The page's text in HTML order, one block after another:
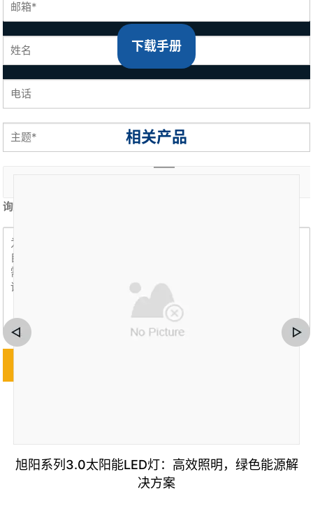
询盘内容 *
下载手册
相关产品
旭阳系列3.0太阳能LED灯：高效照明，绿色能源解
决方案